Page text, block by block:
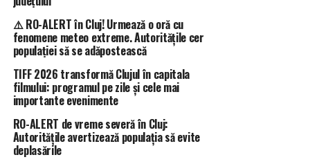
⚠️ RO-ALERT în Cluj! Urmează o oră cu
fenomene meteo extreme. Autoritățile cer
populației să se adăpostească
TIFF 2026 transformă Clujul în capitala
filmului: programul pe zile și cele mai
importante evenimente
RO-ALERT de vreme severă în Cluj:
Autoritățile avertizează populația să evite
deplasările